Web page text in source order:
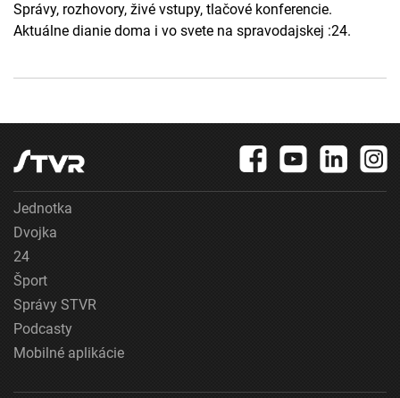
Správy, rozhovory, živé vstupy, tlačové konferencie.
Aktuálne dianie doma i vo svete na spravodajskej :24.
Jednotka
Dvojka
24
Šport
Správy STVR
Podcasty
Mobilné aplikácie